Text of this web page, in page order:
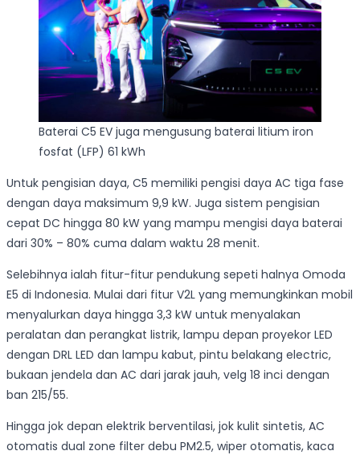
Baterai C5 EV juga mengusung baterai litium iron
fosfat (LFP) 61 kWh
Untuk pengisian daya, C5 memiliki pengisi daya AC tiga fase
dengan daya maksimum 9,9 kW. Juga sistem pengisian
cepat DC hingga 80 kW yang mampu mengisi daya baterai
dari 30% – 80% cuma dalam waktu 28 menit.
Selebihnya ialah fitur-fitur pendukung sepeti halnya Omoda
E5 di Indonesia. Mulai dari fitur V2L yang memungkinkan mobil
menyalurkan daya hingga 3,3 kW untuk menyalakan
peralatan dan perangkat listrik, lampu depan proyekor LED
dengan DRL LED dan lampu kabut, pintu belakang electric,
bukaan jendela dan AC dari jarak jauh, velg 18 inci dengan
ban 215/55.
Hingga jok depan elektrik berventilasi, jok kulit sintetis, AC
otomatis dual zone filter debu PM2.5, wiper otomatis, kaca